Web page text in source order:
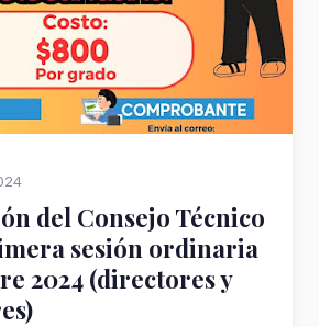
del Consejo Técnico
sesión ordinaria
2024 (directores y